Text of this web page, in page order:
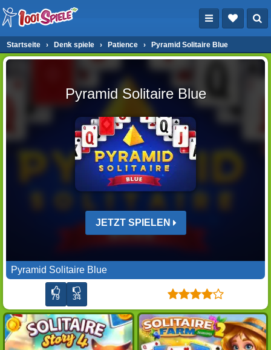
Startseite › Denk spiele › Patience › Pyramid Solitaire Blue
Pyramid Solitaire Blue
JETZT SPIELEN
Pyramid Solitaire Blue
79 34